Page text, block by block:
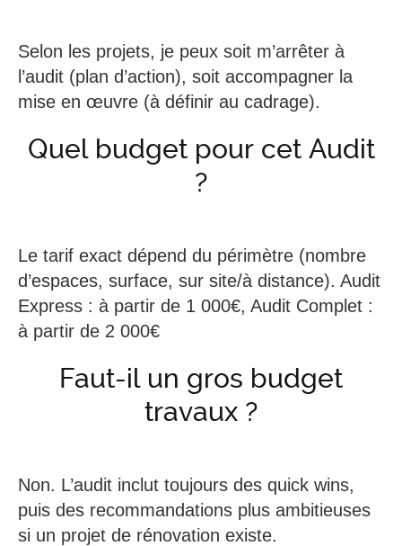
Selon les projets, je peux soit m’arrêter à
l’audit (plan d’action), soit accompagner la
mise en œuvre (à définir au cadrage).
Quel budget pour cet Audit
?
Le tarif exact dépend du périmètre (nombre
d’espaces, surface, sur site/à distance). Audit
Express : à partir de 1 000€, Audit Complet :
à partir de 2 000€
Faut-il un gros budget
travaux ?
Non. L’audit inclut toujours des quick wins,
puis des recommandations plus ambitieuses
si un projet de rénovation existe.